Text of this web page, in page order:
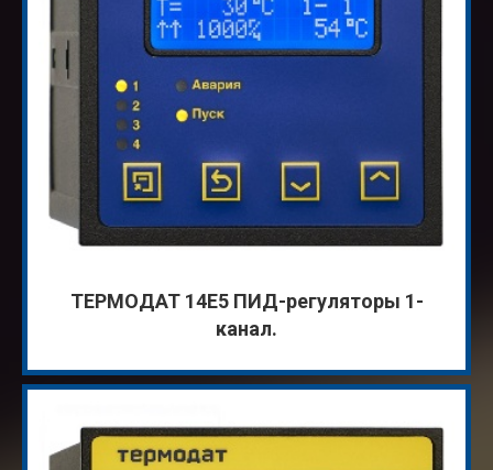
ТЕРМОДАТ 14Е5 ПИД-регуляторы 1-
канал.